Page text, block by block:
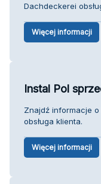
Dachdeckerei
Więcej informacji
Instal Pol
Znajdź informacje
obsługa klienta.
Więcej informacji